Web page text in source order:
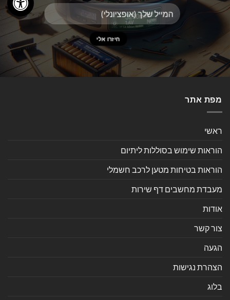
מפת אתר
ראשי
הוראות שימוש בסוללות ליתיום
הוראות בטיחות מטען לרכב חשמלי
מעבדת מחשבים דף שירות
אודות
צור קשר
הגעה
הצהרת נגישות
בלוג